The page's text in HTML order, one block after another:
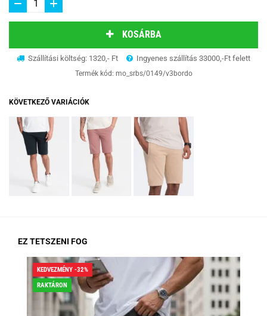
KOSÁRBA
Szállítási költség: 1320,- Ft Ingyenes szállítás 33000,-Ft felett
Termék kód: mo_srbs/0149/v3bordo
KÖVETKEZŐ VARIÁCIÓK
EZ TETSZENI FOG
KEDVEZMÉNY -32%
RAKTÁRON